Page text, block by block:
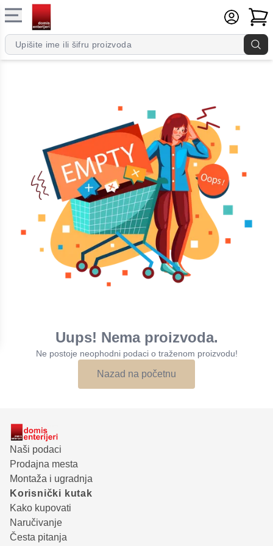
Uups! Nema proizvoda.
Ne postoje neophodni podaci o traženom proizvodu!
Nazad na početnu
Naši podaci
Prodajna mesta
Montaža i ugradnja
Korisnički kutak
Kako kupovati
Naručivanje
Česta pitanja